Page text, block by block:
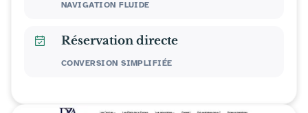
NAVIGATION FLUIDE
Réservation directe
CONVERSION SIMPLIFIÉE